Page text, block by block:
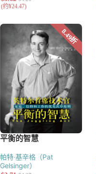
帕特‧基辛格（Pat
Gelsinger）